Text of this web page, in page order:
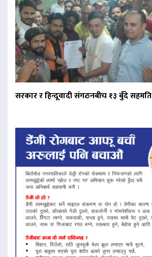
सरकार र हिन्दूवादी संगठनबीच १३ बुँदे सहमति